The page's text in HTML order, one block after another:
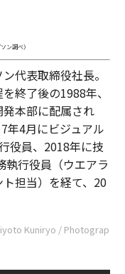
ン調べ）
代表取締役社長。
終了後の1988年、
本部に配属され
年4月にビジュアル
役員、2018年に技
執行役員（ウエアラ
担当）を経て、20
Kuniryo / Photograp